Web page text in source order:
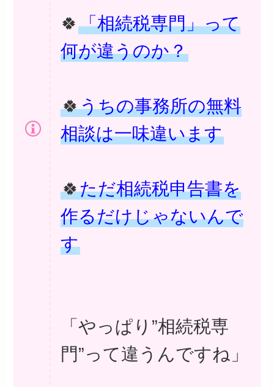
🍀 「相続税専門」って
何が違うのか？
🍀うちの事務所の無料
相談は一味違います
🍀ただ相続税申告書を
作るだけじゃないんで
す
「やっぱり”相続税専
門”って違うんですね」